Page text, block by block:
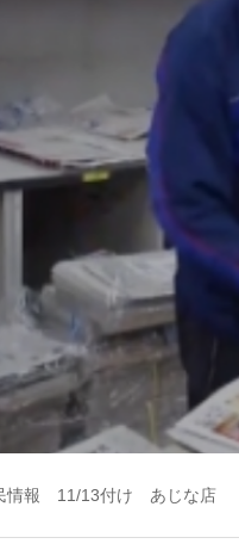
情報 11/13付け あじな店